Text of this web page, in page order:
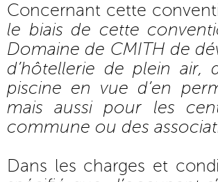
Concernant cette
le biais de cette
Domaine de CMITH de
d’hôtellerie de plein air,
piscine en vue d’en
mais aussi pour les
commune ou des
Dans les charges et